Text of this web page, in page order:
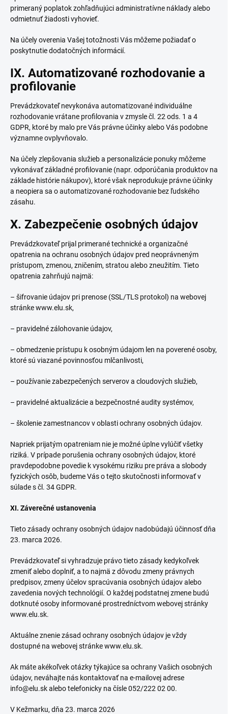
primeraný poplatok zohľadňujúci administratívne náklady alebo
odmietnuť žiadosti vyhovieť.
Na účely overenia Vašej totožnosti Vás môžeme požiadať o
poskytnutie dodatočných informácií.
IX. Automatizované rozhodovanie a
profilovanie
Prevádzkovateľ nevykonáva automatizované individuálne
rozhodovanie vrátane profilovania v zmysle čl. 22 ods. 1 a 4
GDPR, ktoré by malo pre Vás právne účinky alebo Vás podobne
významne ovplyvňovalo.
Na účely zlepšovania služieb a personalizácie ponuky môžeme
vykonávať základné profilovanie (napr. odporúčania produktov na
základe histórie nákupov), ktoré však neprodukuje právne účinky
a neopiera sa o automatizované rozhodovanie bez ľudského
zásahu.
X. Zabezpečenie osobných údajov
Prevádzkovateľ prijal primerané technické a organizačné
opatrenia na ochranu osobných údajov pred neoprávneným
prístupom, zmenou, zničením, stratou alebo zneužitím. Tieto
opatrenia zahrňujú najmä:
– šifrovanie údajov pri prenose (SSL/TLS protokol) na webovej
stránke www.elu.sk,
– pravidelné zálohovanie údajov,
– obmedzenie prístupu k osobným údajom len na poverené osoby,
ktoré sú viazané povinnosťou mlčanlivosti,
– používanie zabezpečených serverov a cloudových služieb,
– pravidelné aktualizácie a bezpečnostné audity systémov,
– školenie zamestnancov v oblasti ochrany osobných údajov.
Napriek prijatým opatreniam nie je možné úplne vylúčiť všetky
riziká. V prípade porušenia ochrany osobných údajov, ktoré
pravdepodobne povedie k vysokému riziku pre práva a slobody
fyzických osôb, budeme Vás o tejto skutočnosti informovať v
súlade s čl. 34 GDPR.
XI. Záverečné ustanovenia
Tieto zásady ochrany osobných údajov nadobúdajú účinnosť dňa
23. marca 2026.
Prevádzkovateľ si vyhradzuje právo tieto zásady kedykoľvek
zmeniť alebo doplniť, a to najmä z dôvodu zmeny právnych
predpisov, zmeny účelov spracúvania osobných údajov alebo
zavedenia nových technológií. O každej podstatnej zmene budú
dotknuté osoby informované prostredníctvom webovej stránky
www.elu.sk.
Aktuálne znenie zásad ochrany osobných údajov je vždy
dostupné na webovej stránke www.elu.sk.
Ak máte akékoľvek otázky týkajúce sa ochrany Vašich osobných
údajov, neváhajte nás kontaktovať na e-mailovej adrese
info@elu.sk alebo telefonicky na čísle 052/222 02 00.
V Kežmarku, dňa 23. marca 2026